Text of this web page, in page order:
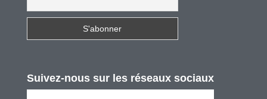
Suivez-nous sur les réseaux sociaux